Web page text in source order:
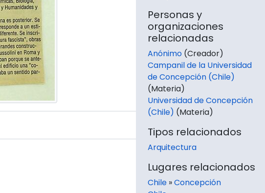
Personas y
organizaciones
relacionadas
Anónimo (Creador)
Campanil de la Universidad
de Concepción (Chile)
(Materia)
Universidad de Concepción
(Chile) (Materia)
Tipos relacionados
Arquitectura
Lugares relacionados
Chile »Concepción